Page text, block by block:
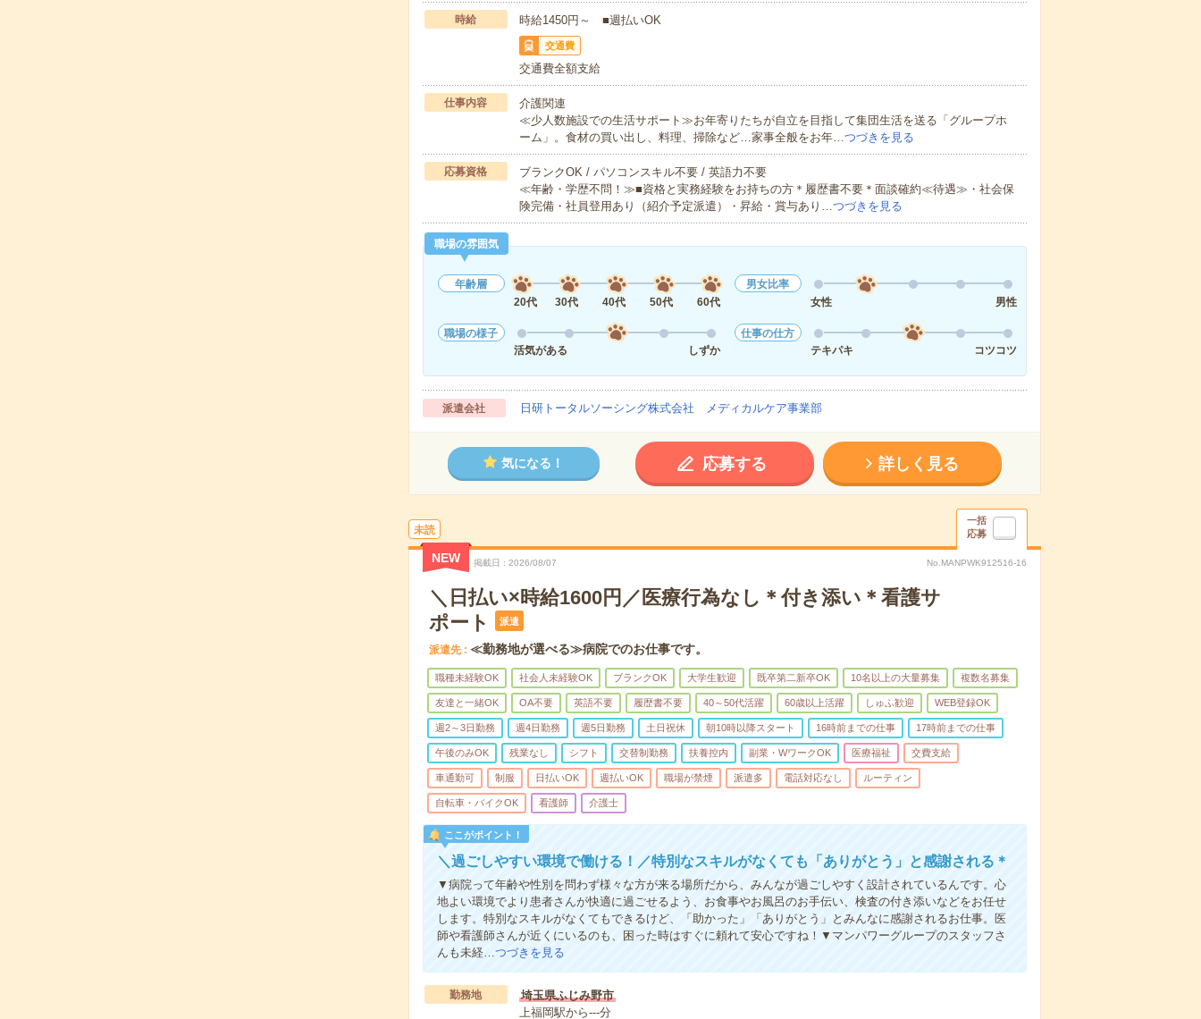
時給 時給1450円～ ■週払いOK
交通費
交通費全額支給
仕事内容
介護関連
≪少人数施設での生活サポート≫お年寄りたちが自立を目指して集団生活を送る「グループホ
ーム」。食材の買い出し、料理、掃除など…家事全般をお年…つづきを見る
応募資格
ブランクOK / パソコンスキル不要 / 英語力不要
≪年齢・学歴不問！≫■資格と実務経験をお持ちの方＊履歴書不要＊面談確約≪待遇≫・社会保
険完備・社員登用あり（紹介予定派遣）・昇給・賞与あり…つづきを見る
職場の雰囲気
年齢層
20代
30代 40代 50代 60代
男女比率
女性
男性
職場の様子
活気がある
しずか
仕事の仕方
テキパキ
コツコツ
派遣会社 日研トータルソーシング株式会社 メディカルケア事業部
気になる！ 応募する 詳しく見る
未読
一括
応募
NEW 掲載日 2026/08/07 No.MANPWK912516-16
＼日払い×時給1600円／医療行為なし＊付き添い＊看護サ
ポート
派遣
派遣先 ≪勤務地が選べる≫病院でのお仕事です。
職種未経験OK 社会人未経験OK ブランクOK 大学生歓迎 既卒第二新卒OK 10名以上の大量募集 複数名募集
友達と一緒OK OA不要 英語不要 履歴書不要 40～50代活躍 60歳以上活躍 しゅふ歓迎 WEB登録OK
週2～3日勤務 週4日勤務 週5日勤務 土日祝休 朝10時以降スタート 16時前までの仕事 17時前までの仕事
午後のみOK 残業なし シフト 交替制勤務 扶養控内 副業・WワークOK 医療福祉 交費支給
車通勤可 制服 日払いOK 週払いOK 職場が禁煙 派遣多 電話対応なし ルーティン
自転車・バイクOK 看護師 介護士
ここがポイント！
＼過ごしやすい環境で働ける！／特別なスキルがなくても「ありがとう」と感謝される＊
▼病院って年齢や性別を問わず様々な方が来る場所だから、みんなが過ごしやすく設計されているんです。心
地よい環境でより患者さんが快適に過ごせるよう、お食事やお風呂のお手伝い、検査の付き添いなどをお任せ
します。特別なスキルがなくてもできるけど、「助かった」「ありがとう」とみんなに感謝されるお仕事。医
師や看護師さんが近くにいるのも、困った時はすぐに頼れて安心ですね！▼マンパワーグループのスタッフさ
んも未経…つづきを見る
勤務地
埼玉県ふじみ野市
上福岡駅から---分